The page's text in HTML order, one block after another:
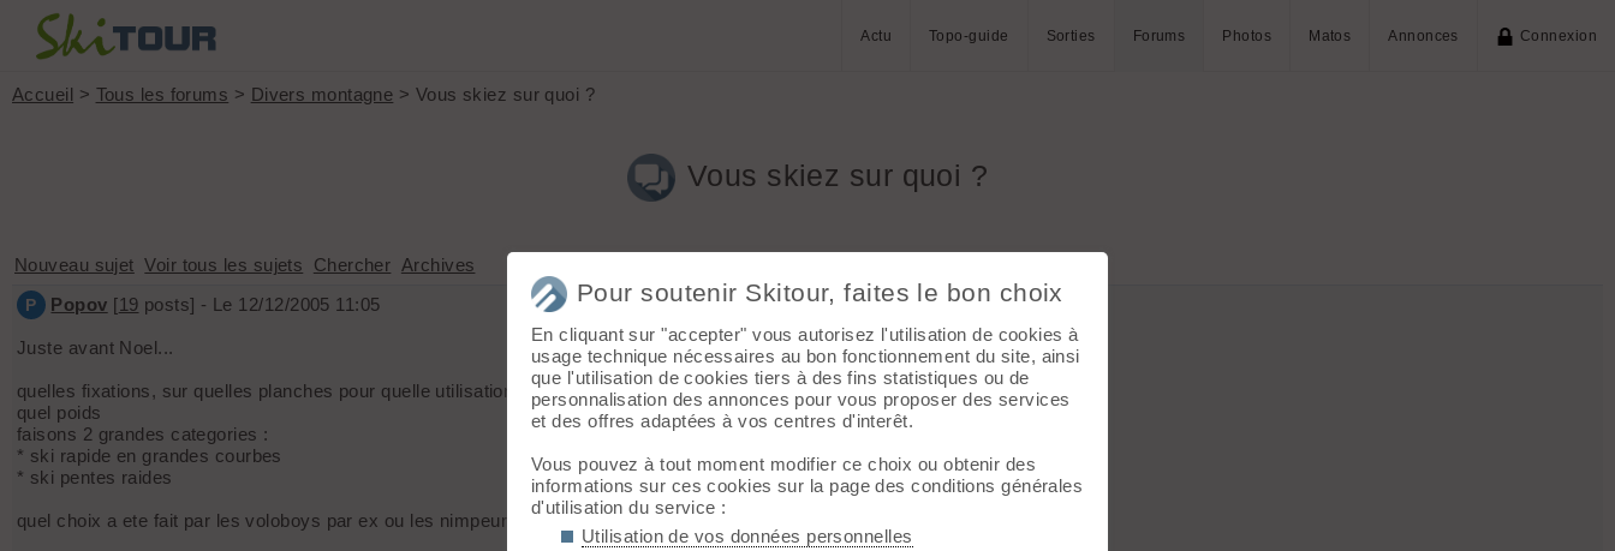
Actu Topo-guide Sorties Forums Photos Matos Annonces Connexion
Accueil > Tous les forums > Divers montagne > Vous skiez sur quoi ?
Vous skiez sur quoi ?
Nouveau sujet Voir tous les sujets Chercher Archives
P Popov [19 posts] - Le 12/12/2005 11:05
Juste avant Noel...
quelles fixations, sur quelles planches pour quelle utilisation ?
quel poids
faisons 2 grandes categories :
* ski rapide en grandes courbes
* ski pentes raides
quel choix a ete fait par les voloboys par ex ou les nimpeurs ?
Pour soutenir Skitour, faites le bon choix
En cliquant sur "accepter" vous autorisez l'utilisation de cookies à
usage technique nécessaires au bon fonctionnement du site, ainsi
que l'utilisation de cookies tiers à des fins statistiques ou de
personnalisation des annonces pour vous proposer des services
et des offres adaptées à vos centres d'interêt.
Vous pouvez à tout moment modifier ce choix ou obtenir des
informations sur ces cookies sur la page des conditions générales
d'utilisation du service :
Utilisation de vos données personnelles